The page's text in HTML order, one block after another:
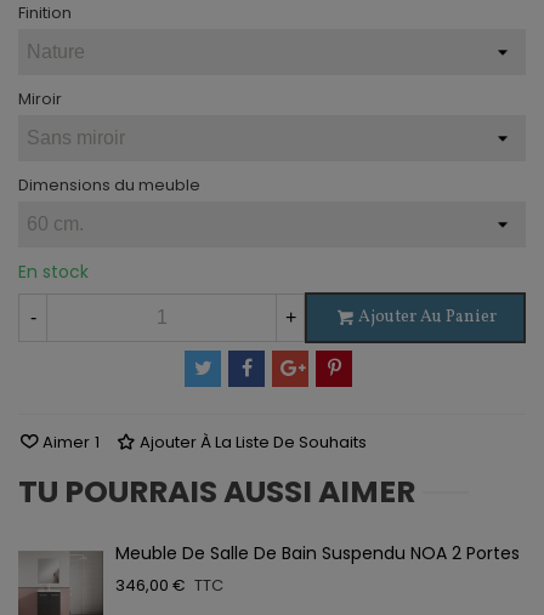
Finition
Miroir
Dimensions du meuble
En stock
- + Ajouter Au Panier
Aimer 1 Ajouter À La Liste De Souhaits
TU POURRAIS AUSSI AIMER
Meuble De Salle De Bain Suspendu NOA 2 Portes
346,00 € TTC